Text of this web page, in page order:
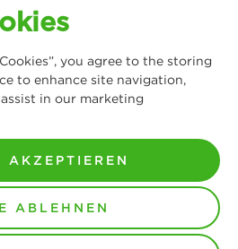
Sciences & Environment
Alle Inhalte, insbesondere Texte,
you agree to the storing
to enhance site navigation,
in our marketing
AKZEPTIEREN
ABLEHNEN